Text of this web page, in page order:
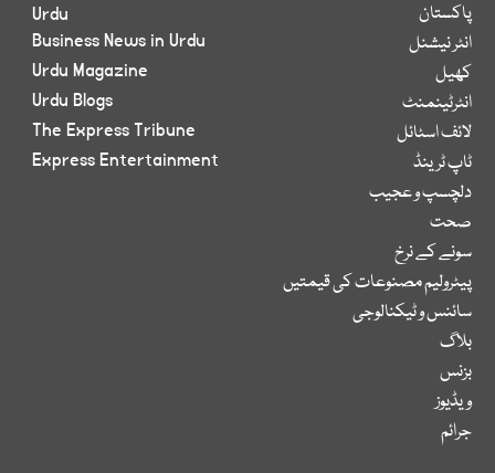
پاکستان
انٹر نیشنل
کھیل
انٹرٹینمنٹ
لائف اسٹائل
ٹاپ ٹرینڈ
دلچسپ و عجیب
صحت
سونے کے نرخ
پیٹرولیم مصنوعات کی قیمتیں
سائنس و ٹیکنالوجی
بلاگ
بزنس
ویڈیوز
جرائم
Urdu
Business News in Urdu
Urdu Magazine
Urdu Blogs
The Express Tribune
Express Entertainment